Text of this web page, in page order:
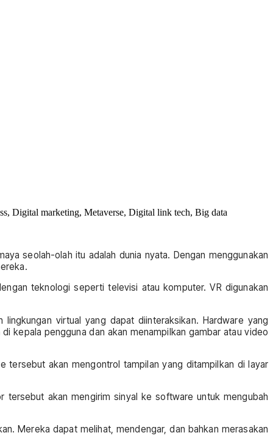
Digital marketing, Metaverse, Digital link tech, Big data
seolah-olah itu adalah dunia nyata. Dengan menggunakan
teknologi seperti televisi atau komputer. VR digunakan
virtual yang dapat diinteraksikan. Hardware yang
kepala pengguna dan akan menampilkan gambar atau video
tersebut akan mengontrol tampilan yang ditampilkan di layar
tersebut akan mengirim sinyal ke software untuk mengubah
Mereka dapat melihat, mendengar, dan bahkan merasakan